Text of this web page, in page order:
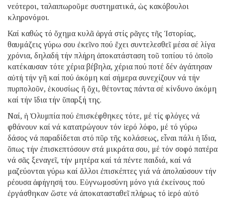
νεότεροι, ταλαιπωροῦμε συστηματικά, ὡς κακόβουλοι
κληρονόμοι.
Καί καθώς τό ὄχημα κυλᾶ ἀργά στίς ρᾶγες τῆς Ἱστορίας,
θαυμάζεις γύρω σου ἐκεῖνο πού ἔχει συντελεσθεῖ μέσα σέ λίγα
χρόνια, δηλαδή τήν πλήρη ἀποκατάσταση τοῦ τοπίου τό ὁποῖο
κατέκαυσαν τότε χέρια βέβηλα, χέρια πού ποτέ δέν ἀγάπησαν
αὐτή τήν γῆ καί πού ἀκόμη καί σήμερα συνεχίζουν νά τήν
πυρπολοῦν, ἑκουσίως ἤ ὄχι, θέτοντας πάντα σέ κίνδυνο ἀκόμη
καί τήν ἴδια τήν ὕπαρξή της.
Ναί, ἡ Ὀλυμπία πού ἐπισκέφθηκες τότε, μέ τίς φλόγες νά
φθάνουν καί νά κατατρώγουν τόν ἱερό λόφο, μέ τό γύρω
δάσος νά παραδίδεται στό πῦρ τῆς κολάσεως, εἶναι πάλι ἡ ἴδια,
ὅπως τήν ἐπισκεπτόσουν στά μικράτα σου, μέ τόν σοφό πατέρα
νά σᾶς ξεναγεῖ, τήν μητέρα καί τά πέντε παιδιά, καί νά
μαζεύονται γύρω καί ἄλλοι ἐπισκέπτες γιά νά ἀπολαύσουν τήν
ρέουσα ἀφήγησή του. Εὐγνωμοσύνη μόνο γιά ἐκείνους πού
ἐργάσθηκαν ὥστε νά ἀποκατασταθεῖ πλήρως τό ἱερό αὐτό